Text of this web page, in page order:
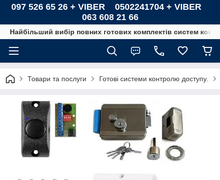
097 526 65 26 + VIBER 0502241704 + VIBER
063 608 21 66
Найбільший вибір повних готових комплектів систем
Товари та послуги Готові системи контролю доступу.